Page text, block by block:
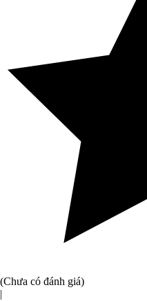
(Chưa có đánh giá)
|